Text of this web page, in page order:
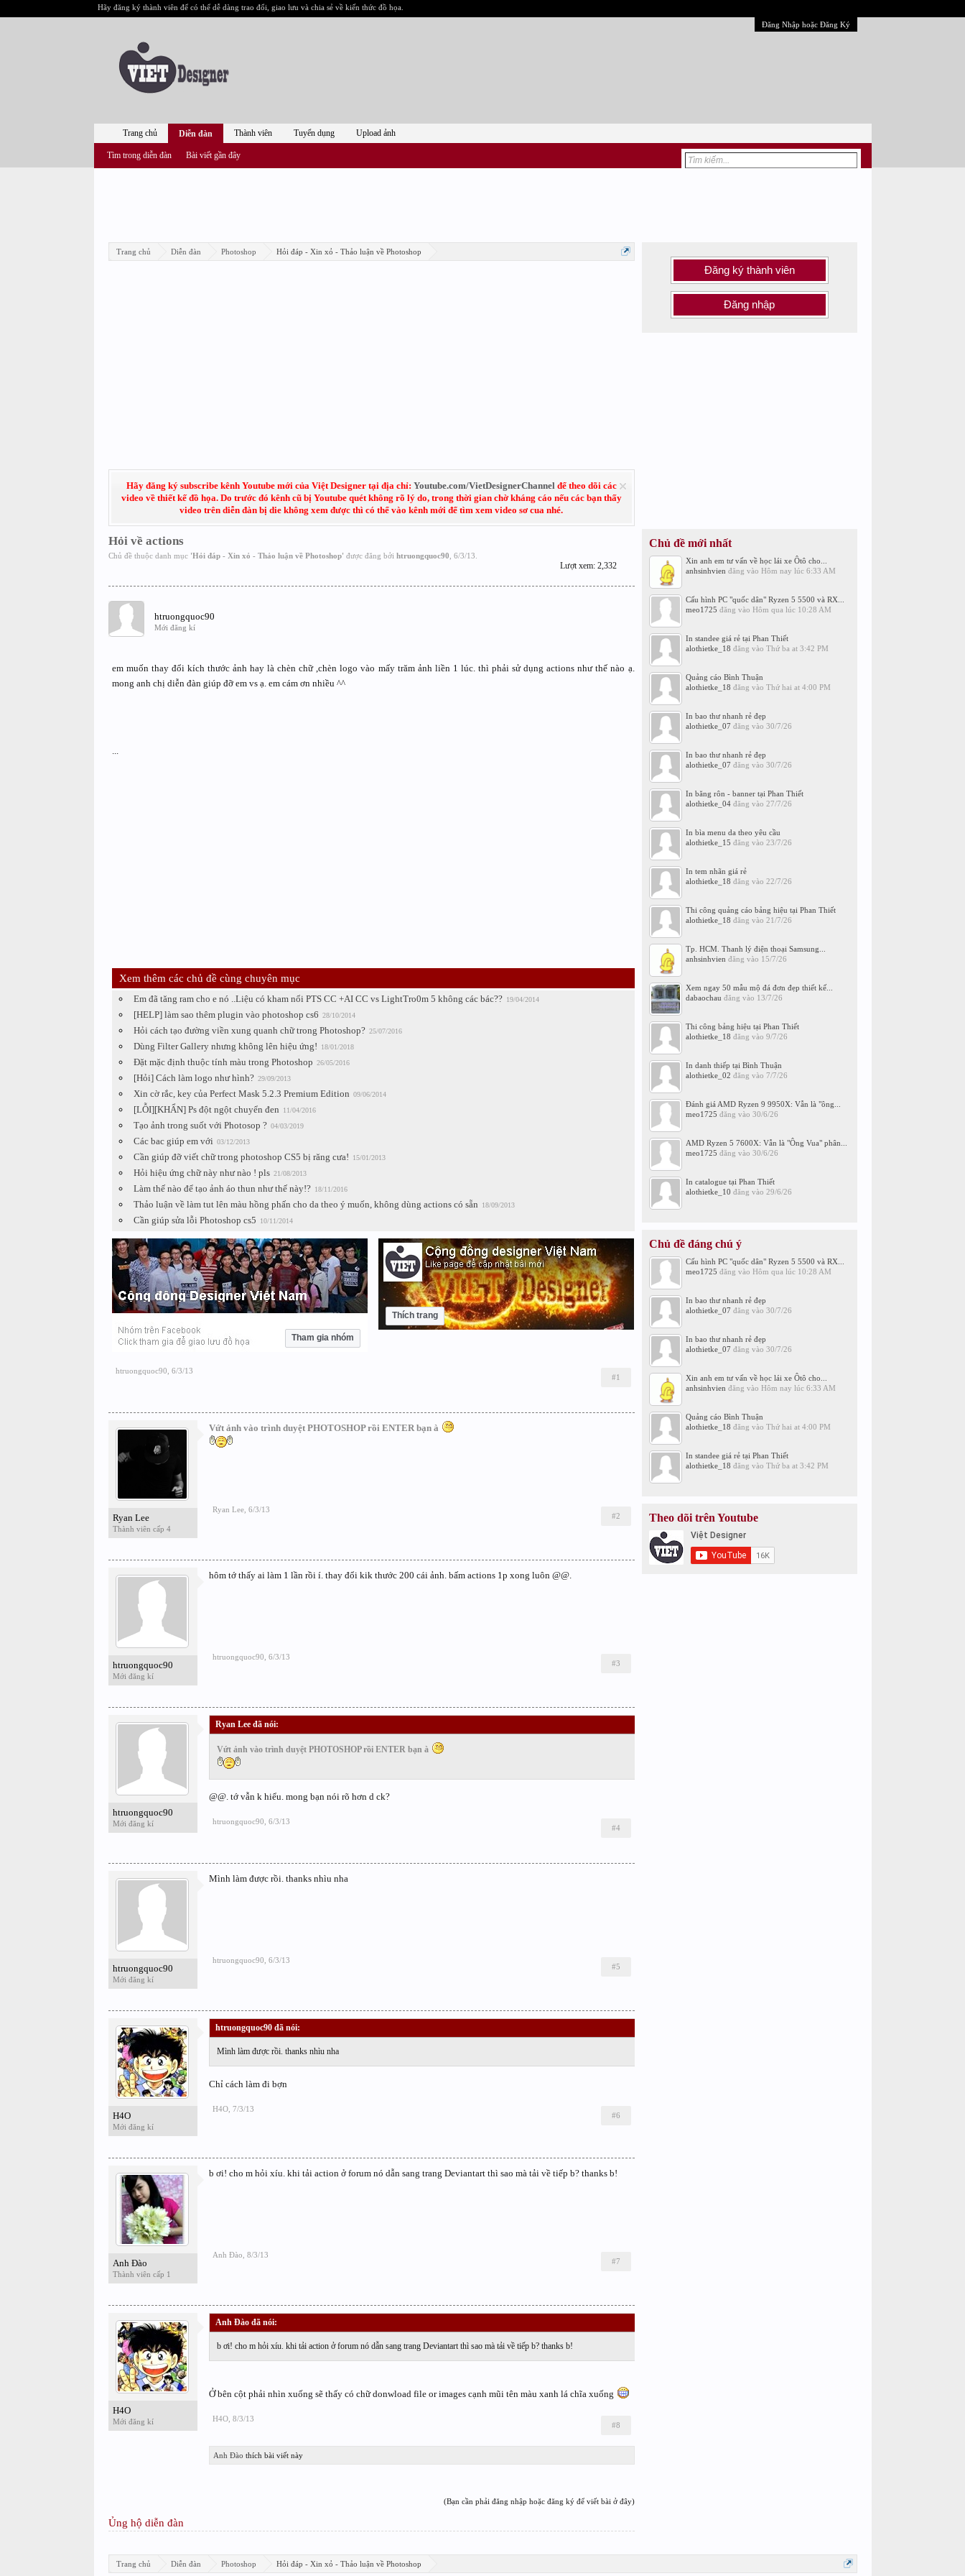
Hãy đăng ký thành viên để có thể dễ dàng trao đổi, giao lưu và chia sẻ về kiến thức đồ họa.
Đăng Nhập hoặc Đăng Ký
Trang chủ Diễn đàn Photoshop Hỏi đáp - Xin xỏ - Thảo luận về Photoshop
Hãy đăng ký subscribe kênh Youtube mới của Việt Designer tại địa chỉ: Youtube.com/VietDesignerChannelđể theo dõi các
video về thiết kế đồ họa. Do trước đó kênh cũ bị Youtube quét không rõ lý do, trong thời gian chờ kháng cáo nếu các bạn thấy
video trên diễn đàn bị die không xem được thì có thể vào kênh mới để tìm xem video sơ cua nhé.
Hỏi về actions
Chủ đề thuộc danh mục 'Hỏi đáp - Xin xỏ - Thảo luận về Photoshop' được đăng bởi htruongquoc90 6/3/13
Lượt xem: 2,332
htruongquoc90
Mới đăng kí
em muốn thay đổi kích thước ảnh hay là chèn chữ ,chèn logo vào mấy trăm ảnh liền 1 lúc. thì phải sử dụng actions như thế nào ạ.
mong anh chị diễn đàn giúp đỡ em vs ạ. em cám ơn nhiều ^^
...
Xem thêm các chủ đề cùng chuyên mục
Em đã tăng ram cho e nó ..Liệu có kham nổi PTS CC +AI CC vs LightTro0m 5 không các bác?? 19/04/2014
[HELP] làm sao thêm plugin vào photoshop cs6 28/10/2014
Hỏi cách tạo đường viền xung quanh chữ trong Photoshop? 25/07/2016
Dùng Filter Gallery nhưng không lên hiệu ứng! 18/01/2018
Đặt mặc định thuộc tính màu trong Photoshop 26/05/2016
[Hỏi] Cách làm logo như hình? 29/09/2013
Xin cờ rắc, key của Perfect Mask 5.2.3 Premium Edition 09/06/2014
[LỖI][KHẨN] Ps đột ngột chuyển đen 11/04/2016
Tạo ảnh trong suốt với Photosop ? 04/03/2019
Các bac giúp em với 03/12/2013
Cần giúp đỡ viết chữ trong photoshop CS5 bị răng cưa! 15/01/2013
Hỏi hiệu ứng chữ này như nào ! pls 21/08/2013
Làm thế nào để tạo ảnh áo thun như thế này!? 18/11/2016
Thảo luận về làm tut lên màu hồng phấn cho da theo ý muốn, không dùng actions có sẵn 18/09/2013
Cần giúp sửa lỗi Photoshop cs5 10/11/2014
Tham gia nhóm
Thích trang
htruongquoc90 6/3/13
#1
Ryan Lee
Thành viên cấp 4
Vứt ảnh vào trình duyệt PHOTOSHOP rồi ENTER bạn à
Ryan Lee, 6/3/13
#2
htruongquoc90
Mới đăng kí
hôm tớ thấy ai làm 1 lần rồi í. thay đổi kik thước 200 cái ảnh. bấm actions 1p xong luôn @@.
htruongquoc90 6/3/13
#3
htruongquoc90
Mới đăng kí
Ryan Lee đã nói:
Vứt ảnh vào trình duyệt PHOTOSHOP rồi ENTER bạn à
@@. tớ vẫn k hiểu. mong bạn nói rõ hơn d ck?
htruongquoc90 6/3/13
#4
htruongquoc90
Mới đăng kí
Mình làm được rồi. thanks nhìu nha
htruongquoc90 6/3/13
#5
H4O
Mới đăng kí
htruongquoc90 đã nói:
Mình làm được rồi. thanks nhìu nha
Chỉ cách làm đi bợn
H4O, 7/3/13
#6
Anh Đào
Thành viên cấp 1
b ơi! cho m hỏi xíu. khi tải action ở forum nó dẫn sang trang Deviantart thì sao mà tải về tiếp b? thanks b!
Anh Đào 8/3/13
#7
H4O
Mới đăng kí
Anh Đào đã nói:
b ơi! cho m hỏi xíu. khi tải action ở forum nó dẫn sang trang Deviantart thì sao mà tải về tiếp b? thanks b!
Ở bên cột phải nhìn xuống sẽ thấy có chữ donwload file or images cạnh mũi tên màu xanh lá chĩa xuống
H4O, 8/3/13
#8
Anh Đào thích bài viết này
(Bạn cần phải đăng nhập hoặc đăng ký để viết bài ở đây)
Ủng hộ diễn đàn
Đăng ký thành viên
Đăng nhập
Chủ đề mới nhất
Xin anh em tư vấn về học lái xe Ôtô cho...
anhsinhvien đăng vào Hôm nay lúc 6:33 AM
Cấu hình PC "quốc dân" Ryzen 5 5500 và RX...
meo1725 đăng vào Hôm qua lúc 10:28 AM
In standee giá rẻ tại Phan Thiết
alothietke_18 đăng vào Thứ ba at 3:42 PM
Quảng cáo Bình Thuận
alothietke_18 đăng vào Thứ hai at 4:00 PM
In bao thư nhanh rẻ đẹp
alothietke_07 đăng vào 30/7/26
In bao thư nhanh rẻ đẹp
alothietke_07 đăng vào 30/7/26
In băng rôn - banner tại Phan Thiết
alothietke_04đăng vào 27/7/26
In bìa menu da theo yêu cầu
alothietke_15 đăng vào 23/7/26
In tem nhãn giá rẻ
alothietke_18 đăng vào 22/7/26
Thi công quảng cáo bảng hiệu tại Phan Thiết
alothietke_18 đăng vào 21/7/26
Tp. HCM. Thanh lý điện thoại Samsung...
anhsinhvien đăng vào 15/7/26
Xem ngay 50 mẫu mộ đá đơn đẹp thiết kế...
dabaochau đăng vào 13/7/26
Thi công bảng hiệu tại Phan Thiết
alothietke_18 đăng vào 9/7/26
In danh thiếp tại Bình Thuận
alothietke_02 đăng vào 7/7/26
Đánh giá AMD Ryzen 9 9950X: Vẫn là "ông...
meo1725 đăng vào 30/6/26
AMD Ryzen 5 7600X: Vẫn là "Ông Vua" phân...
meo1725 đăng vào 30/6/26
In catalogue tại Phan Thiết
alothietke_10 đăng vào 29/6/26
Chủ đề đáng chú ý
Cấu hình PC "quốc dân" Ryzen 5 5500 và RX...
meo1725 đăng vào Hôm qua lúc 10:28 AM
In bao thư nhanh rẻ đẹp
alothietke_07 đăng vào 30/7/26
In bao thư nhanh rẻ đẹp
alothietke_07 đăng vào 30/7/26
Xin anh em tư vấn về học lái xe Ôtô cho...
anhsinhvien đăng vào Hôm nay lúc 6:33 AM
Quảng cáo Bình Thuận
alothietke_18 đăng vào Thứ hai at 4:00 PM
In standee giá rẻ tại Phan Thiết
alothietke_18 đăng vào Thứ ba at 3:42 PM
Theo dõi trên Youtube
Trang chủ Diễn đàn Photoshop Hỏi đáp - Xin xỏ - Thảo luận về Photoshop
Trang chủ Diễn đàn
Tìm trong diễn đàn Bài viết gần đây
Thành viên Tuyển dụng Upload ảnh